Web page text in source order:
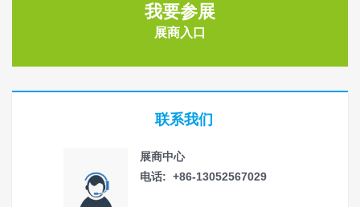
我要参展
展商入口
联系我们
展商中心
电话: +86-13052567029